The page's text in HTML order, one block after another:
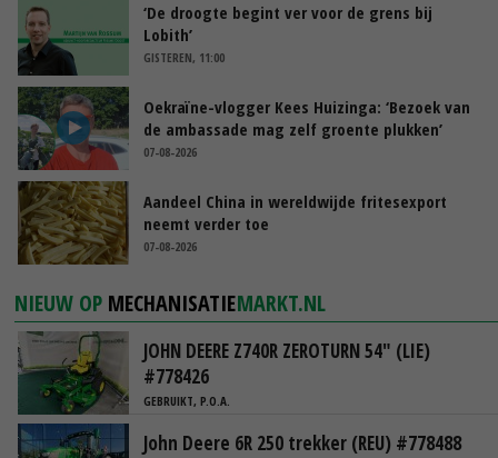
‘De droogte begint ver voor de grens bij
Lobith’
GISTEREN, 11:00
Oekraïne-vlogger Kees Huizinga: ‘Bezoek van
de ambassade mag zelf groente plukken’
07-08-2026
Aandeel China in wereldwijde fritesexport
neemt verder toe
07-08-2026
NIEUW OP MECHANISATIEMARKT.NL
JOHN DEERE Z740R ZEROTURN 54" (LIE)
#778426
GEBRUIKT, P.O.A.
John Deere 6R 250 trekker (REU) #778488